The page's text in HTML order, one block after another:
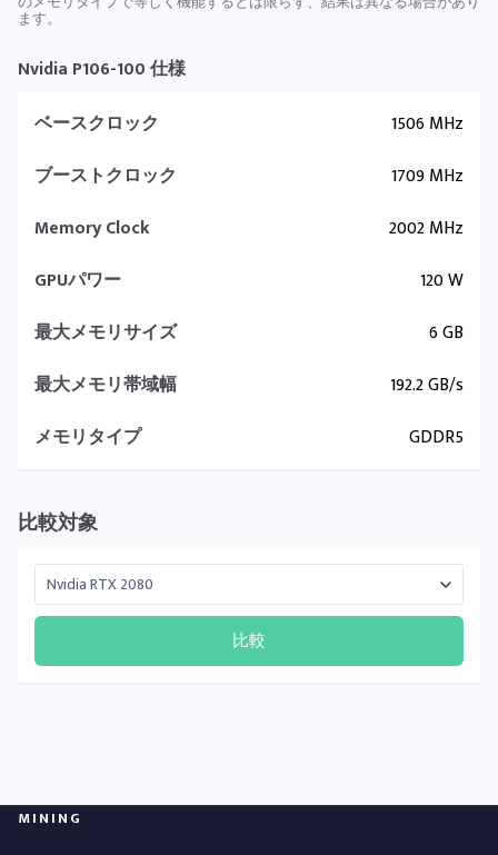
ます。
Nvidia P106-100 仕様
ベースクロック
1506 MHz
ブーストクロック
1709 MHz
Memory Clock
2002 MHz
GPUパワー
120 W
最大メモリサイズ
6 GB
最大メモリ帯域幅
192.2 GB/s
メモリタイプ
GDDR5
比較対象
比較
MINING